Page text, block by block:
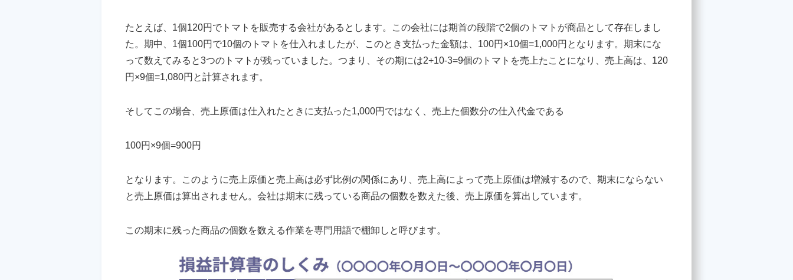
たとえば、1個120円でトマトを販売する会社があるとします。この会社には期首の段階で2個のトマトが商品として存在しまし
た。期中、1個100円で10個のトマトを仕入れましたが、このとき支払った金額は、100円×10個=1,000円となります。期末にな
って数えてみると3つのトマトが残っていました。つまり、その期には2+10-3=9個のトマトを売上たことになり、売上高は、120
円×9個=1,080円と計算されます。
そしてこの場合、売上原価は仕入れたときに支払った1,000円ではなく、売上た個数分の仕入代金である
100円×9個=900円
となります。このように売上原価と売上高は必ず比例の関係にあり、売上高によって売上原価は増減するので、期末にならない
と売上原価は算出されません。会社は期末に残っている商品の個数を数えた後、売上原価を算出しています。
この期末に残った商品の個数を数える作業を専門用語で棚卸しと呼びます。